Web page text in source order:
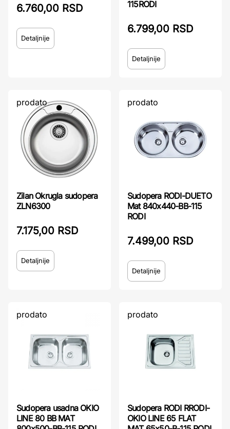
6.760,00 RSD
Detaljnije
115RODI
6.799,00 RSD
Detaljnije
prodato
Zilan Okrugla sudopera
ZLN6300
7.175,00 RSD
Detaljnije
prodato
Sudopera RODI-DUETO
Mat 840x440-BB-115
RODI
7.499,00 RSD
Detaljnije
prodato
Sudopera usadna OKIO
LINE 80 BB MAT
prodato
Sudopera RODI RRODI-
OKIO LINE 65 FLAT